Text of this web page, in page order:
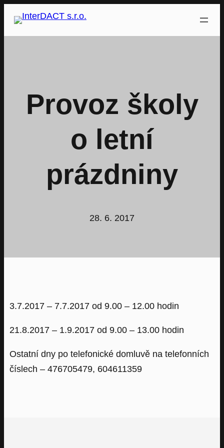
Přeskočit
Provoz školy
o letní
prázdniny
28. 6. 2017
3.7.2017 – 7.7.2017 od 9.00 – 12.00 hodin
21.8.2017 – 1.9.2017 od 9.00 – 13.00 hodin
Ostatní dny po telefonické domluvě na telefonních
číslech – 476705479, 604611359